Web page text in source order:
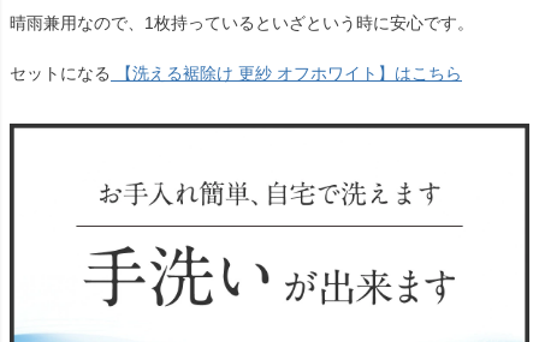
晴雨兼用なので、1枚持っているといざという時に安心です。
セットになる 【洗える裾除け 更紗 オフホワイト】はこちら